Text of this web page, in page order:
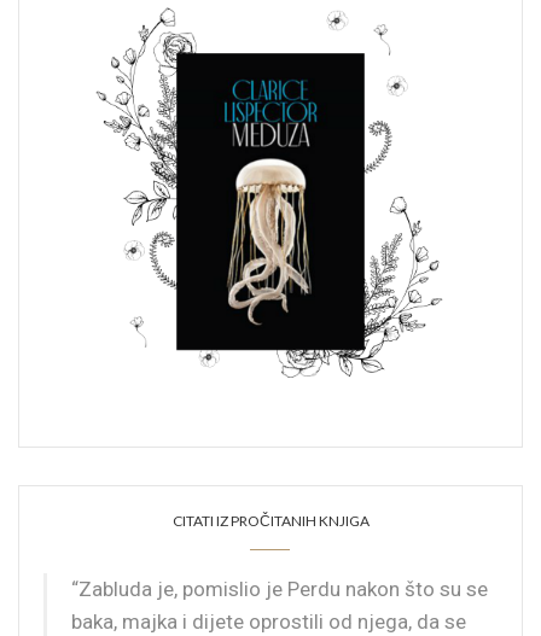
CITATI IZ PROČITANIH KNJIGA
“Zabluda je, pomislio je Perdu nakon što su se
baka, majka i dijete oprostili od njega, da se